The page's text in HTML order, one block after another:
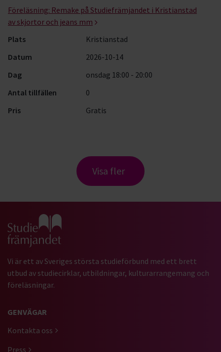
Föreläsning: Remake på Studiefrämjandet i Kristianstad
av skjortor och jeans mm
Plats
Kristianstad
Datum
2026-10-14
Dag
onsdag 18:00 - 20:00
Antal tillfällen
0
Pris
Gratis
Visa fler
Gå till studiefrämjandets startsida
Vi är ett av Sveriges största studieförbund med ett brett
utbud av studiecirklar, utbildningar, kulturarrangemang och
föreläsningar.
GENVÄGAR
Kontakta oss
Press